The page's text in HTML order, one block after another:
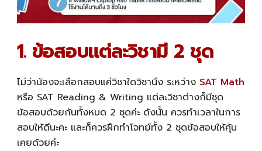
1. ข้อสอบแต่ละวิชามี 2 ชุด
ไม่ว่าน้องจะเลือกสอบแค่วิชาใดวิชานึง ระหว่าง SAT Math
หรือ SAT Reading & Writing แต่ละวิชาต่างก็มีชุด
ข้อสอบด้วยกันทั้งหมด 2 ชุดค่ะ ดังนั้น ควรทำเวลาในการ
สอบให้ดีนะคะ และก็ควรฝึกทำโจทย์ทั้ง 2 ชุดข้อสอบให้คุ้น
เคยด้วยค่ะ